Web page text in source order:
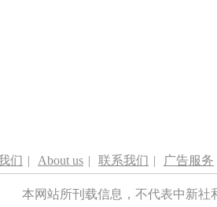
们 | About us | 联系我们 | 广告服务
本网站所刊载信息，不代表中新